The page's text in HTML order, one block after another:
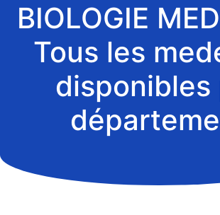
BIOLOGIE
Tous les
disponibles